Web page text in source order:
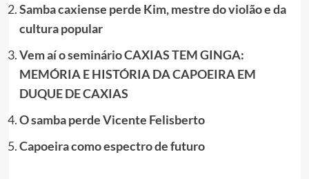
Samba caxiense perde Kim, mestre do violão e da
cultura popular
Vem aí o seminário CAXIAS TEM GINGA:
MEMÓRIA E HISTÓRIA DA CAPOEIRA EM
DUQUE DE CAXIAS
O samba perde Vicente Felisberto
Capoeira como espectro de futuro